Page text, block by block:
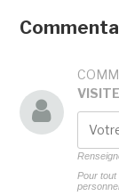
Pour tout